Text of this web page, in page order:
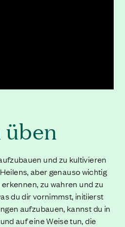
üben
und zu kultivieren
aber genauso wichtig
zu wahren und zu
du dir vornimmst, initiierst
aufzubauen, kannst du in
auf eine Weise tun, die